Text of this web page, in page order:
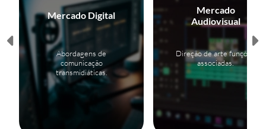
Mercado Digital
Abordagens de
comunicação
transmidiáticas.
Mercado
Audiovisual
Direção de arte funções
associadas.